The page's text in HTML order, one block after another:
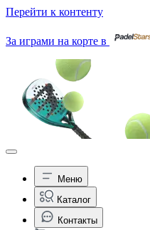
Перейти к контенту
За играми на корте в
Меню
Каталог
Контакты